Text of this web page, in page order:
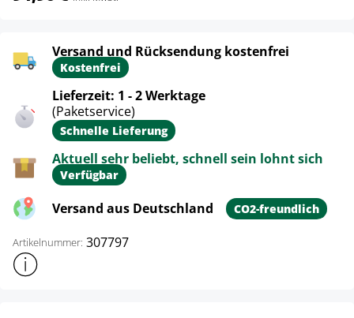
Versand und Rücksendung kostenfrei
Kostenfrei
Lieferzeit: 1 - 2 Werktage
(Paketservice)
Schnelle Lieferung
Aktuell sehr beliebt, schnell sein lohnt sich
Verfügbar
Versand aus Deutschland CO2-freundlich
Artikelnummer: 307797
Weitere Produktinformationen anzeigen